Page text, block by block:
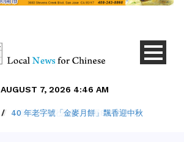
AUGUST 7, 2026 4:46 AM
/ 40 年老字號「金麥月餅」飄香迎中秋